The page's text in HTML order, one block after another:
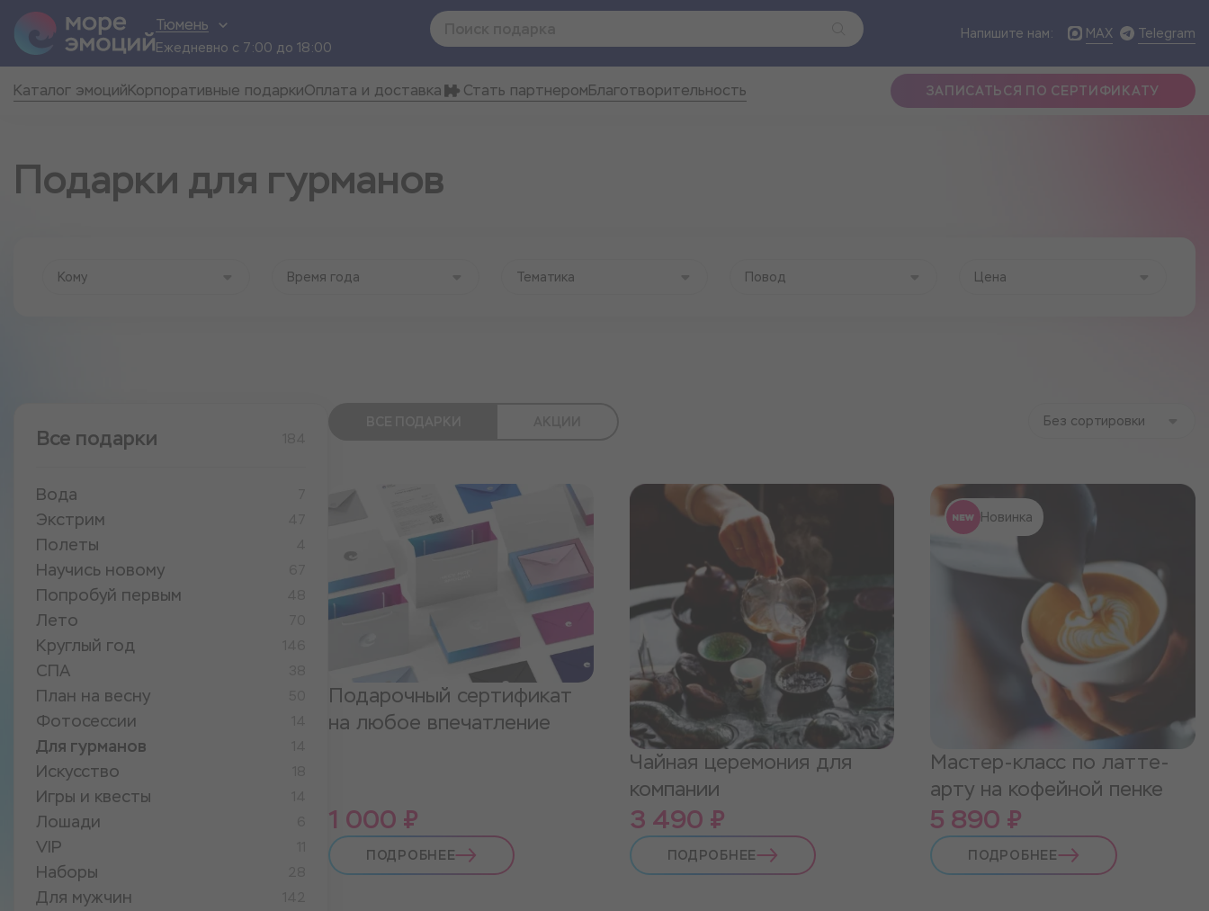
Тюмень
Ежедневно с 7:00 до 18:00
Напишите нам: MAX Telegram
Каталог эмоцийКорпоративные подаркиОплата и доставка Стать партнеромБлаготворительность ЗАПИСАТЬСЯ ПО СЕРТИФИКАТУ
Подарки для гурманов
Кому Время года Тематика Повод Цена
Все подарки
Вода
Экстрим
Полеты
Научись новому
Попробуй первым
Лето
Круглый год
СПА
План на весну
Фотосессии
Для гурманов
Искусство
Игры и квесты
Лошади
VIP
Наборы
Для мужчин
Без сортировки
Подарочный сертификат
на любое впечатление
1 000 ₽
ПОДРОБНЕЕ
Чайная церемония для
компании
3 490 ₽
ПОДРОБНЕЕ
Новинка
Мастер-класс по латте-
арту на кофейной пенке
5 890 ₽
ПОДРОБНЕЕ